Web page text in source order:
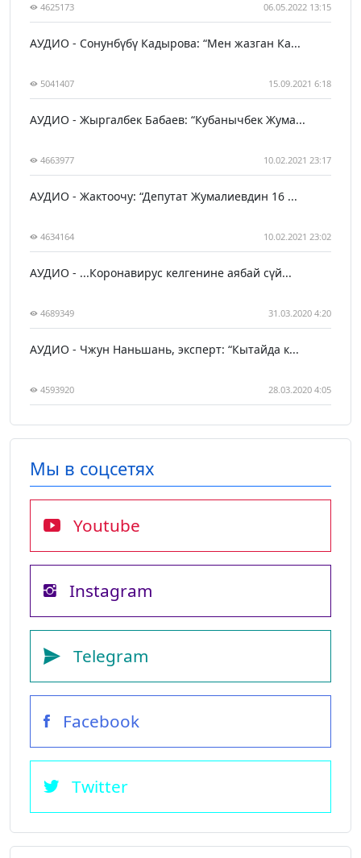
4625173 06.05.2022 13:15
АУДИО - Сонунбүбү Кадырова: “Мен жазган Ка...
5041407 15.09.2021 6:18
АУДИО - Жыргалбек Бабаев: “Кубанычбек Жума...
4663977 10.02.2021 23:17
АУДИО - Жактоочу: “Депутат Жумалиевдин 16 ...
4634164 10.02.2021 23:02
АУДИО - ...Коронавирус келгенине аябай сүй...
4689349 31.03.2020 4:20
АУДИО - Чжун Наньшань, эксперт: “Кытайда к...
4593920 28.03.2020 4:05
Мы в соцсетях
Youtube
Instagram
Telegram
Facebook
Twitter